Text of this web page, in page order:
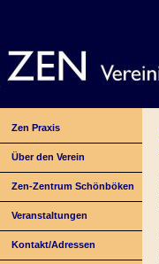
Zen Praxis
Über den Verein
Zen-Zentrum Schönböken
Veranstaltungen
Kontakt/Adressen